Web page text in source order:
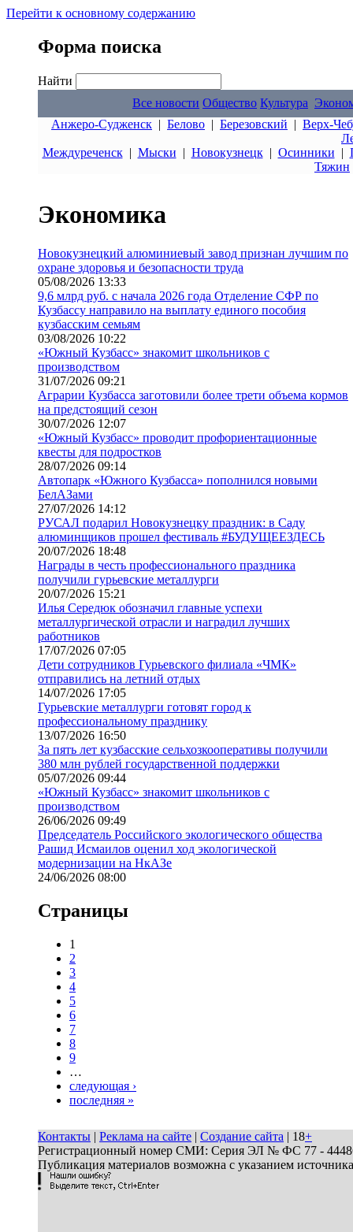
Перейти к основному содержанию
Форма поиска
Найти
Все новости Общество Культура
Анжеро-Судженск | Белово | Березовский | Верх-
Междуреченск| Мыски | Новокузнецк| Осинники |
Тяжин
Экономика
Новокузнецкий алюминиевый завод признан лучшим по
охране здоровья и безопасности труда
05/08/2026 13:33
9,6 млрд руб. с начала 2026 года Отделение СФР по
Кузбассу направило на выплату единого пособия
кузбасским семьям
03/08/2026 10:22
«Южный Кузбасс» знакомит школьников с
производством
31/07/2026 09:21
Аграрии Кузбасса заготовили более трети объема кормов
на предстоящий сезон
30/07/2026 12:07
«Южный Кузбасс» проводит профориентационные
квесты для подростков
28/07/2026 09:14
Автопарк «Южного Кузбасса» пополнился новыми
БелАЗами
27/07/2026 14:12
РУСАЛ подарил Новокузнецку праздник: в Саду
алюминщиков прошел фестиваль #БУДУЩЕЕЗДЕСЬ
20/07/2026 18:48
Награды в честь профессионального праздника
получили гурьевские металлурги
20/07/2026 15:21
Илья Середюк обозначил главные успехи
металлургической отрасли и наградил лучших
работников
17/07/2026 07:05
Дети сотрудников Гурьевского филиала «ЧМК»
отправились на летний отдых
14/07/2026 17:05
Гурьевские металлурги готовят город к
профессиональному празднику
13/07/2026 16:50
За пять лет кузбасские сельхозкооперативы получили
380 млн рублей государственной поддержки
05/07/2026 09:44
«Южный Кузбасс» знакомит школьников с
производством
26/06/2026 09:49
Председатель Российского экологического общества
Рашид Исмаилов оценил ход экологической
модернизации на НкАЗе
24/06/2026 08:00
Страницы
1
2
3
4
5
6
7
8
9
…
следующая ›
последняя »
Контакты | Реклама на сайте | Создание сайта | 18+
Регистрационный номер СМИ: Серия ЭЛ № ФС 77 - 44486
Публикация материалов возможна с указанием